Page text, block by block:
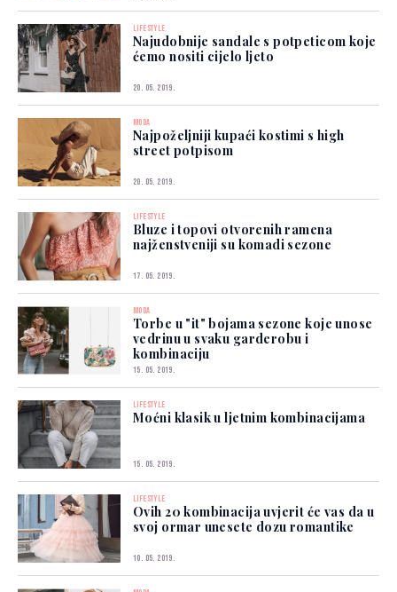
LIFESTYLE
Najudobnije sandale s potpeticom koje
ćemo nositi cijelo ljeto
20. 05. 2019.
MODA
Najpoželjniji kupaći kostimi s high
street potpisom
20. 05. 2019.
LIFESTYLE
Bluze i topovi otvorenih ramena
najženstveniji su komadi sezone
17. 05. 2019.
MODA
Torbe u "it" bojama sezone koje unose
vedrinu u svaku garderobu i
kombinaciju
15. 05. 2019.
LIFESTYLE
Moćni klasik u ljetnim kombinacijama
15. 05. 2019.
LIFESTYLE
Ovih 20 kombinacija uvjerit će vas da u
svoj ormar unesete dozu romantike
10. 05. 2019.